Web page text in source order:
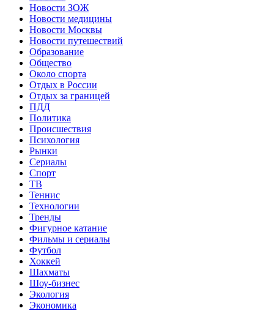
Новости ЗОЖ
Новости медицины
Новости Москвы
Новости путешествий
Образование
Общество
Около спорта
Отдых в России
Отдых за границей
ПДД
Политика
Происшествия
Психология
Рынки
Сериалы
Спорт
ТВ
Теннис
Технологии
Тренды
Фигурное катание
Фильмы и сериалы
Футбол
Хоккей
Шахматы
Шоу-бизнес
Экология
Экономика